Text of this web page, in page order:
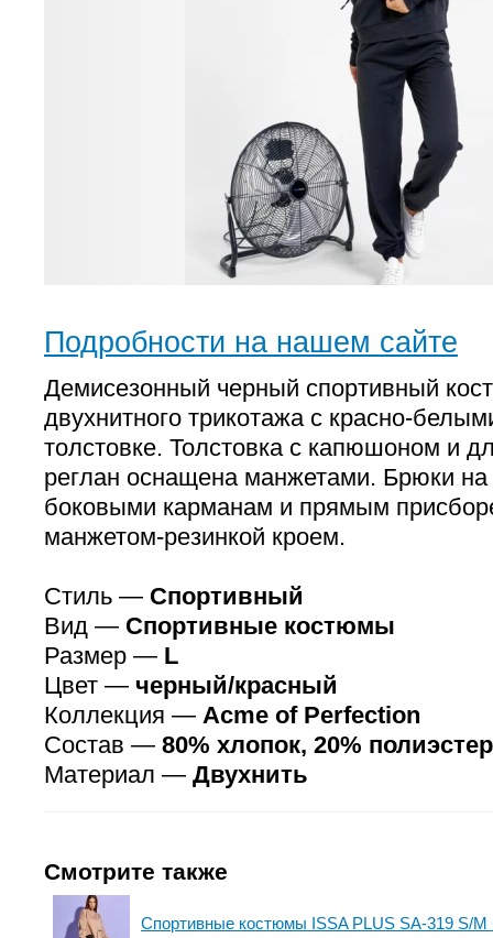
Подробности на нашем сайте
Демисезонный черный спортивный
двухнитного трикотажа с красно-
толстовке. Толстовка с капюшоном и
реглан оснащена манжетами. Брюки на
боковыми карманам и прямым
манжетом-резинкой кроем.
Стиль — Спортивный
Вид — Спортивные костюмы
Размер — L
Цвет — черный/красный
Коллекция — Аcme of Perfection
Состав — 80% хлопок, 20% полиэстер
Материал — Двухнить
Смотрите также
Спортивные костюмы ISSA PLUS SA-319 S/